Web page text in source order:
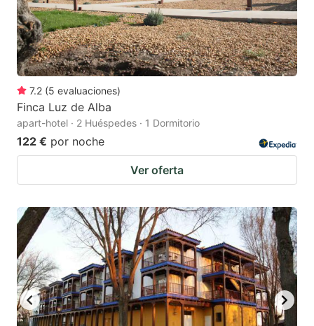
7.2 (5 evaluaciones)
Finca Luz de Alba
apart-hotel · 2 Huéspedes · 1 Dormitorio
122 € por noche
Ver oferta